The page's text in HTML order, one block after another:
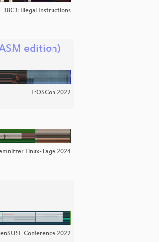
38C3: Illegal Instructions
edition)
FrOSCon 2022
Linux-Tage 2024
Conference 2022